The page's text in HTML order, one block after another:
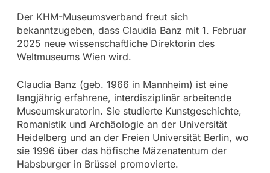
Der KHM-Museumsverband freut sich
bekanntzugeben, dass Claudia Banz mit 1. Februar
2025 neue wissenschaftliche Direktorin des
Weltmuseums Wien wird.
Claudia Banz (geb. 1966 in Mannheim) ist eine
langjährig erfahrene, interdisziplinär arbeitende
Museumskuratorin. Sie studierte Kunstgeschichte,
Romanistik und Archäologie an der Universität
Heidelberg und an der Freien Universität Berlin, wo
sie 1996 über das höfische Mäzenatentum der
Habsburger in Brüssel promovierte.